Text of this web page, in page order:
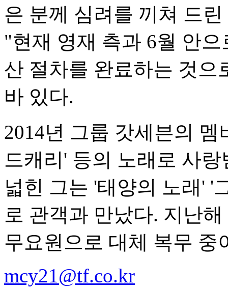
은 분께 심려를 끼쳐 드
"현재 영재 측과 6월 안
산 절차를 완료하는 것으
바 있다.
2014년 그룹 갓세븐의
드캐리' 등의 노래로 사
넓힌 그는 '태양의 노래' '
로 관객과 만났다. 지난
무요원으로 대체 복무 중
mcy21@tf.co.kr